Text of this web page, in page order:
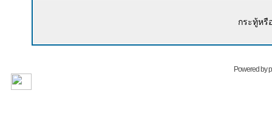
กระทู้หรื
Powered by